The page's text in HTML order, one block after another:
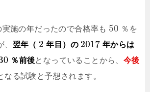
施の年だったので合格率も 50 ％を
翌年（ 2 年目）の 2017 年からは
％前後となっていることから、 今後
なる試験と予想されます。